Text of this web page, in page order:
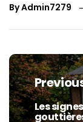
ByAdmin7279
de
l’article
Previous
Les